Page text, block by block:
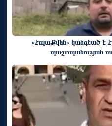
«ՀայաՔվեն» կանգնած է
պաշտպանության